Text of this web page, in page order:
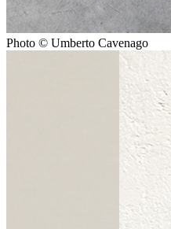
Photo © Umberto Cavenago